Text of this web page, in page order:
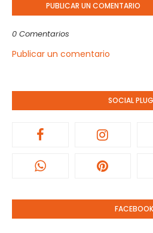
PUBLICAR UN COMENTARIO
0 Comentarios
Publicar un comentario
SOCIAL
FACEBOOK